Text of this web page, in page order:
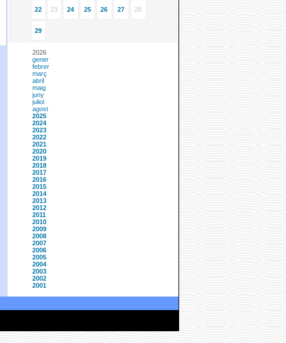
22 23 24 25 26 27 28
29
2026
gener
febrer
març
abril
maig
juny
juliol
agost
2025
2024
2023
2022
2021
2020
2019
2018
2017
2016
2015
2014
2013
2012
2011
2010
2009
2008
2007
2006
2005
2004
2003
2002
2001